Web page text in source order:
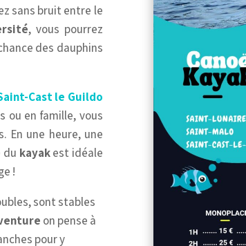
sans bruit entre le
, vous pourrez
des dauphins
Cast le Guildo
ou en famille, vous
En une heure, une
du kayakest idéale
!
sont stables
on pense à
pour y